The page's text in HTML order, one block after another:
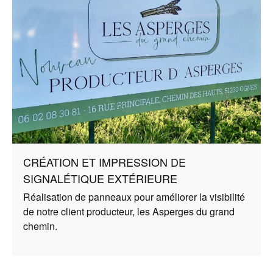
CRÉATION ET IMPRESSION DE
SIGNALÉTIQUE EXTÉRIEURE
Réalisation de panneaux pour améliorer la visibilité
de notre client producteur, les Asperges du grand
chemin.